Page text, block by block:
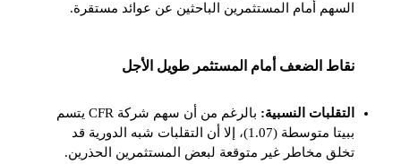
السهم أمام المستثمرين الباحثين عن عوائد مستقرة.
نقاط الضعف أمام المستثمر طويل الأجل
التقلبات النسبية:
بالرغم من أن سهم شركة CFR يتسم
ببيتا متوسطة (1.07)، إلا أن التقلبات شبه الدورية قد
تخلق مخاطر غير متوقعة لبعض المستثمرين الحذرين.